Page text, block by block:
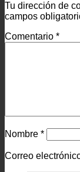
Tu dirección de
campos
Comentario *
Nombre *
Correo